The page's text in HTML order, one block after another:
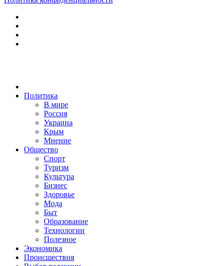
Политика
В мире
Россия
Украина
Крым
Мнение
Общество
Спорт
Туризм
Культура
Бизнес
Здоровье
Мода
Быт
Образование
Технологии
Полезное
Экономика
Происшествия